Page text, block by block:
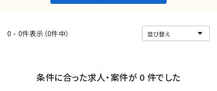
0 - 0件表示（0件中）
条件に合った求人・案件が 0 件でした